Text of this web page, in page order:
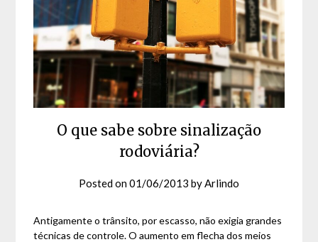
O que sabe sobre sinalização
rodoviária?
Posted on01/06/2013 by Arlindo
Antigamente o trânsito, por escasso, não exigia grandes
técnicas de controle. O aumento em flecha dos meios